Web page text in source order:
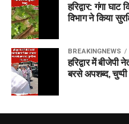
हरिद्वार: गंगा
विभाग ने किया
BREAKINGNEWS
हरिद्वार में
बरसे अपशब्द,